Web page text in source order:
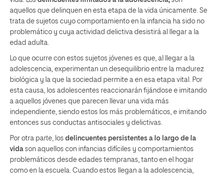
aquellos que delinquen en esta etapa de la vida únicamente. Se
trata de sujetos cuyo comportamiento en la infancia ha sido no
problemático y cuya actividad delictiva desistirá al llegar a la
edad adulta.
Lo que ocurre con estos sujetos jóvenes es que, al llegar a la
adolescencia, experimentan un desequilibrio entre la madurez
biológica y la que la sociedad permite a en esa etapa vital. Por
esta causa, los adolescentes reaccionarán fijándose e imitando
a aquellos jóvenes que parecen llevar una vida más
independiente, siendo estos los más problemáticos, e imitando
entonces sus conductas antisociales y delictivas.
Por otra parte, los delincuentes persistentes a lo largo de la
vida son aquellos con infancias difíciles y comportamientos
problemáticos desde edades tempranas, tanto en el hogar
como en la escuela. Cuando estos llegan a la adolescencia,